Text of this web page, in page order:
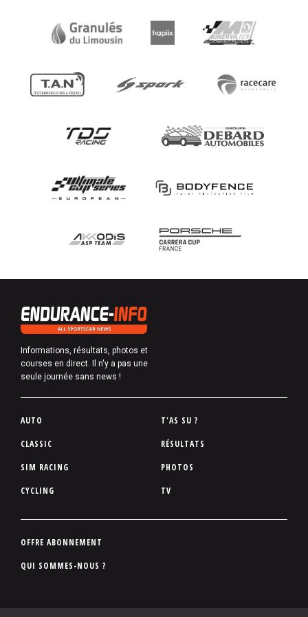
Informations, résultats, photos et
courses en direct. Il n'y a pas une
seule journée sans news !
P
d
d
p
e
AUTO
CLASSIC
SIM RACING
CYCLING
T'AS SU ?
RÉSULTATS
PHOTOS
TV
P
d
OFFRE ABONNEMENT
QUI SOMMES-NOUS ?